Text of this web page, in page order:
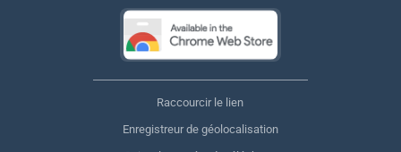
Raccourcir le lien
Enregistreur de géolocalisation